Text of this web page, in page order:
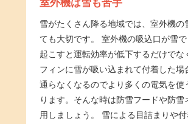
室外機は雪も苦手
雪がたくさん降る地域では、室外機の
ても大切です。
室外機の吸込口が雪
起こすと運転効率が低下するだけでな
フィンに雪が吸い込まれて付着した場
通らなくなるのでより多くの電気を使
ります。そんな時は防雪フードや防雪
用しましょう。
雪による目詰まりや付